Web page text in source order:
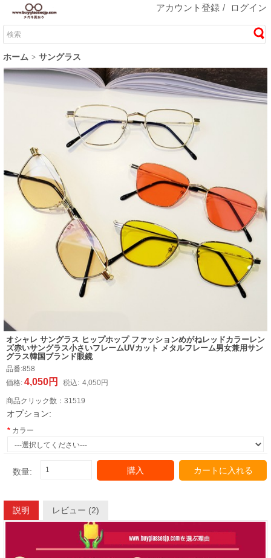
アカウント登録 / ログイン
ホーム サングラス
オシャレ サングラス ヒップホップ ファッションめがねレッドカラーレン
ズ赤いサングラス小さいフレームUVカット メタルフレーム男女兼用サン
グラス韓国ブランド眼鏡
品番:858
価格: 4,050円 税込: 4,050円
商品クリック数： 31519
オプション:
カラー
数量: 購入 カートに入れる
説明 レビュー (2)